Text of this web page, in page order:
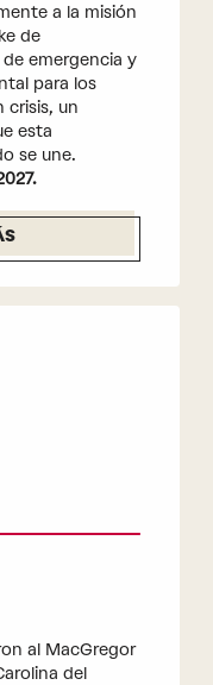
a la misión
de
emergencia y
para los
crisis, un
esta
se une.
al MacGregor
del